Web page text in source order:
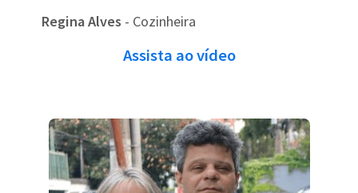
Regina Alves - Cozinheira
Assista ao vídeo